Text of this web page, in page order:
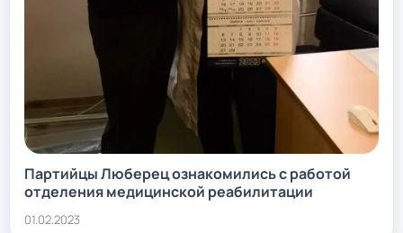
Партийцы Люберец ознакомились с работой
отделения медицинской реабилитации
01.02.2023